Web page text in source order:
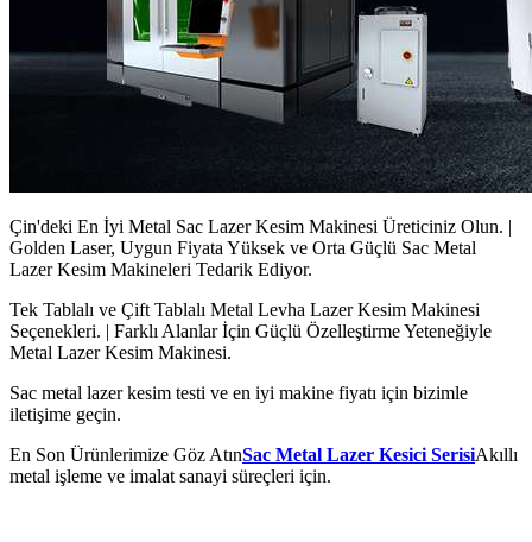
Çin'deki En İyi Metal Sac Lazer Kesim Makinesi Üreticiniz Olun. |
Golden Laser, Uygun Fiyata Yüksek ve Orta Güçlü Sac Metal
Lazer Kesim Makineleri Tedarik Ediyor.
Tek Tablalı ve Çift Tablalı Metal Levha Lazer Kesim Makinesi
Seçenekleri. | Farklı Alanlar İçin Güçlü Özelleştirme Yeteneğiyle
Metal Lazer Kesim Makinesi.
Sac metal lazer kesim testi ve en iyi makine fiyatı için bizimle
iletişime geçin.
En Son Ürünlerimize Göz AtınSac Metal Lazer Kesici SerisiAkıllı
metal işleme ve imalat sanayi süreçleri için.